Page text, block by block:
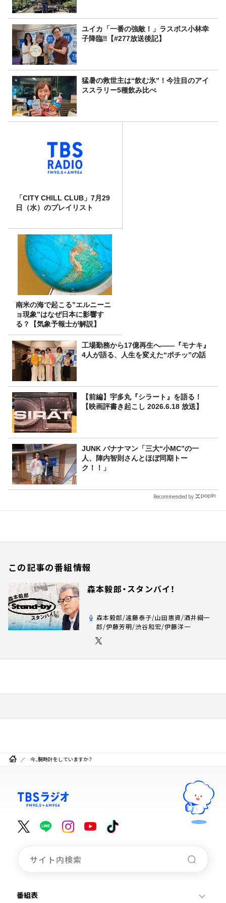
ユイカ「一番の強敵！」ラスボス小林幸
子降臨‼【#277放送後記】
猛暑の救世主は“飲む氷”！今注目のアイ
ススラリー5種飲み比べ
「CITY CHILL CLUB」7月29
日（水）のプレイリスト
南米の海で起こる”エルニーニ
ョ現象”はなぜ日本に影響す
る？【気象予報士が解説】
工場勤務から17億再生へ——『モナキ』
4人が語る、人生を変えた“ポチッ”の話
【前編】宇多丸『シラート』を語る！
【映画評書き起こし 2026.6.18 放送】
JUNK バナナマン「三大“小MC”の一
人、陣内智則さんとほぼ同期トー
ク！！」
Recommended by
この記事の番組情報
森本毅郎・スタンバイ！
森本毅郎/遠藤泰子/山田惠資/酒井綱一
郎/伊藤芳明/渋谷和宏/伊藤洋一
今、腕時計をしていますか？
番組表